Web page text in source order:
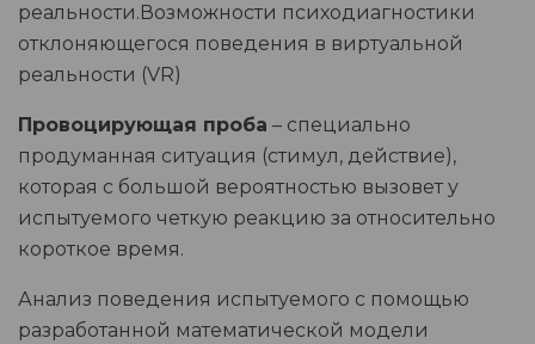
реальности.Возможности психодиагностики
отклоняющегося поведения в виртуальной
реальности (VR)
Провоцирующая проба – специально
продуманная ситуация (стимул, действие),
которая с большой вероятностью вызовет у
испытуемого четкую реакцию за относительно
короткое время.
Анализ поведения испытуемого с помощью
разработанной математической модели